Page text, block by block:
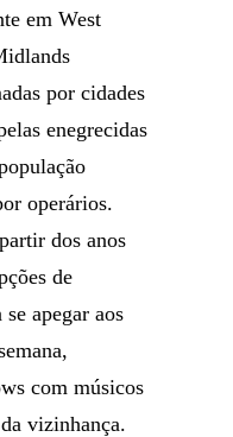
em West
por cidades
enegrecidas
operários.
dos anos
de
apegar aos
com músicos
vizinhança.